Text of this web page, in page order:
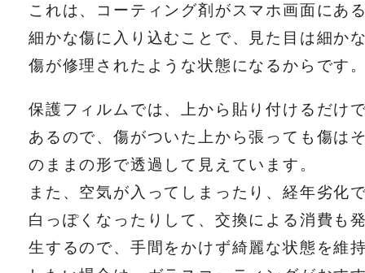
これは、コーティング剤がスマホ画面にあ
細かな傷に入り込むことで、見た目は細か
傷が修理されたような状態になるからです
保護フィルムでは、上から貼り付けるだけ
あるので、傷がついた上から張っても傷は
のままの形で透過して見えています。
また、空気が入ってしまったり、経年劣化
白っぽくなったりして、交換による消費も
生するので、手間をかけず綺麗な状態を維